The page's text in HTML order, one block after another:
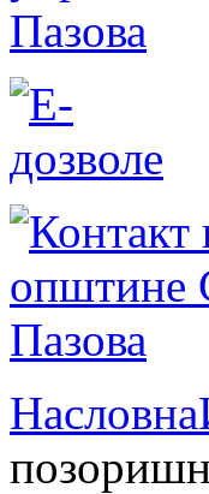
Насловна